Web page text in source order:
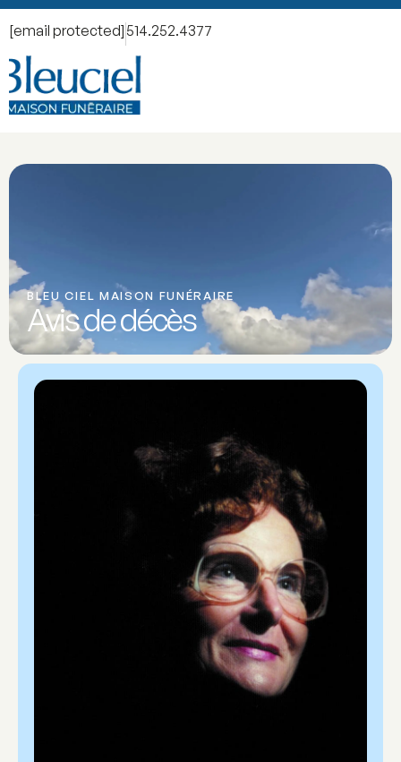
[email protected] 514.252.4377
BLEU CIEL MAISON FUNÉRAIRE
Avis de décès